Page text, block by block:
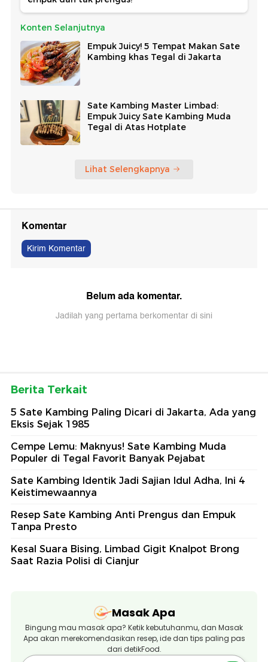
Konten Selanjutnya
Empuk Juicy! 5 Tempat Makan Sate
Kambing khas Tegal di Jakarta
Sate Kambing Master Limbad:
Empuk Juicy Sate Kambing Muda
Tegal di Atas Hotplate
Lihat Selengkapnya
Komentar
Kirim Komentar
Belum ada komentar.
Jadilah yang pertama berkomentar di sini
Berita Terkait
5 Sate Kambing Paling Dicari di Jakarta, Ada yang
Eksis Sejak 1985
Cempe Lemu: Maknyus! Sate Kambing Muda
Populer di Tegal Favorit Banyak Pejabat
Sate Kambing Identik Jadi Sajian Idul Adha, Ini 4
Keistimewaannya
Resep Sate Kambing Anti Prengus dan Empuk
Tanpa Presto
Kesal Suara Bising, Limbad Gigit Knalpot Brong
Saat Razia Polisi di Cianjur
Masak Apa
Bingung mau masak apa? Ketik kebutuhanmu, dan Masak
Apa akan merekomendasikan resep, ide dan tips paling pas
dari detikFood.